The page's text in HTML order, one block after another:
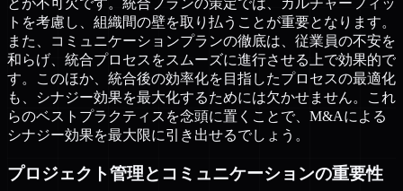
トを考慮し、組織間の壁を取り払うことが重要となります。
また、コミュニケーションプランの徹底は、従業員の不安を
和らげ、統合プロセスをスムーズに進行させる上で効果的で
す。このほか、統合後の効率化を目指したプロセスの最適化
も、シナジー効果を最大化するためには欠かせません。これ
らのベストプラクティスを念頭に置くことで、M&Aによる
シナジー効果を最大限に引き出せるでしょう。
プロジェクト管理とコミュニケーションの重要性